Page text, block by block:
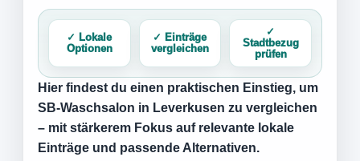
✓ Lokale
Optionen
✓ Einträge
vergleichen
✓
Stadtbezug
prüfen
Hier findest du einen praktischen Einstieg, um
SB-Waschsalon in Leverkusen zu vergleichen
– mit stärkerem Fokus auf relevante lokale
Einträge und passende Alternativen.